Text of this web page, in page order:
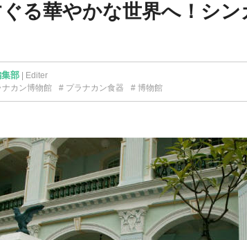
る華やかな世界へ！シ
部 | Editer
ナカン博物館 プラナカン食器 博物館